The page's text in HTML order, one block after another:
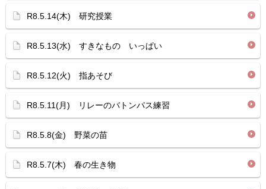
R8.5.14(木) 研究授業
R8.5.13(水) すきなもの いっぱい
R8.5.12(火) 指あそび
R8.5.11(月) リレーのバトンパス練習
R8.5.8(金) 野菜の苗
R8.5.7(木) 春の生き物